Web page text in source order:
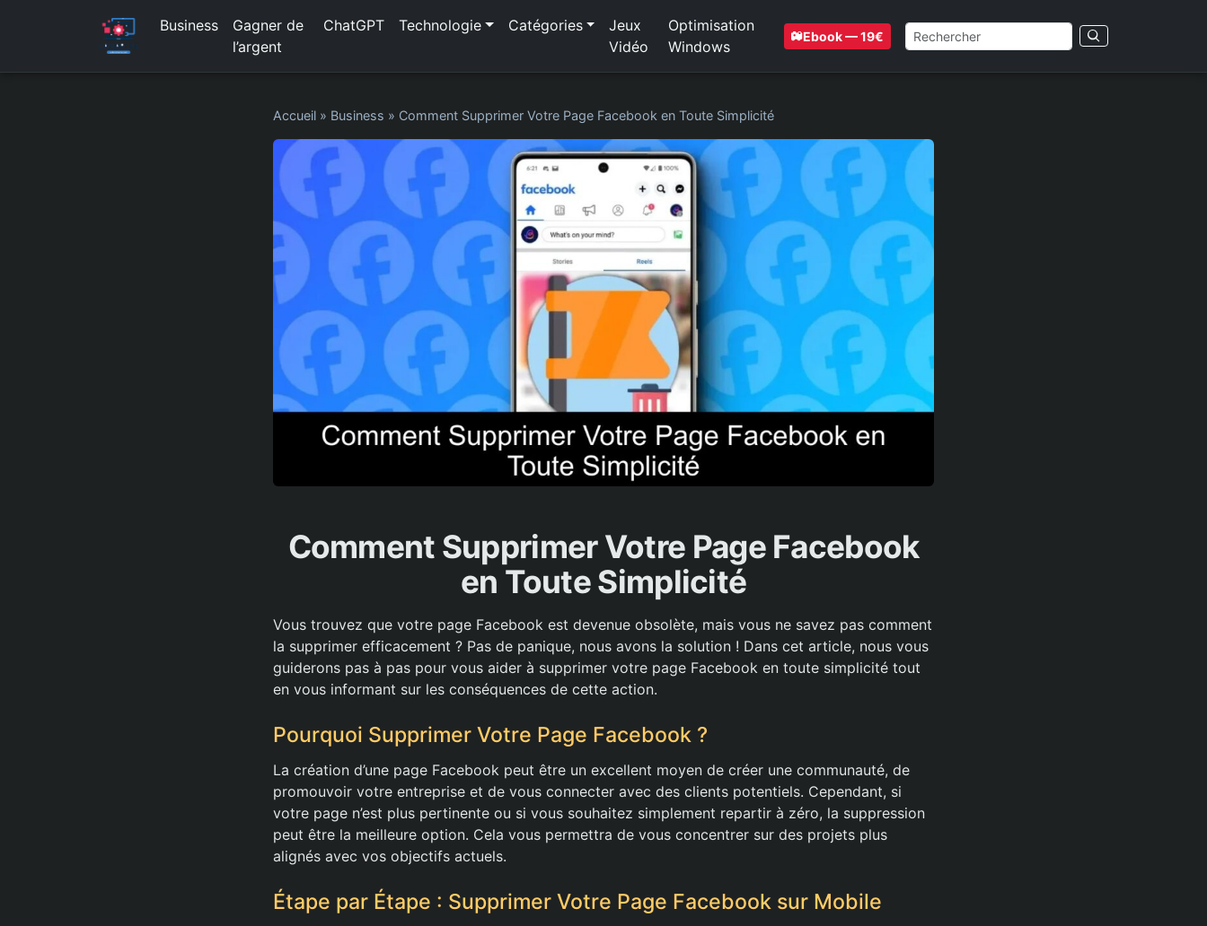
Business
Gagner de
l’argent
ChatGPT Technologie Catégories
Jeux
Vidéo
Optimisation
Windows
Ebook — 19€
Accueil » Business » Comment Supprimer Votre Page Facebook en Toute Simplicité
Comment Supprimer Votre Page Facebook
en Toute Simplicité
Vous trouvez que votre page Facebook est devenue obsolète, mais vous ne savez pas comment
la supprimer efficacement ? Pas de panique, nous avons la solution ! Dans cet article, nous vous
guiderons pas à pas pour vous aider à supprimer votre page Facebook en toute simplicité tout
en vous informant sur les conséquences de cette action.
Pourquoi Supprimer Votre Page Facebook ?
La création d’une page Facebook peut être un excellent moyen de créer une communauté, de
promouvoir votre entreprise et de vous connecter avec des clients potentiels. Cependant, si
votre page n’est plus pertinente ou si vous souhaitez simplement repartir à zéro, la suppression
peut être la meilleure option. Cela vous permettra de vous concentrer sur des projets plus
alignés avec vos objectifs actuels.
Étape par Étape : Supprimer Votre Page Facebook sur Mobile